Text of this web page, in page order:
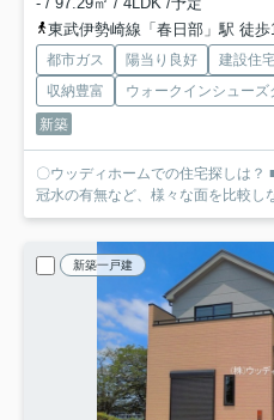
東武伊勢崎線「春日部」駅 徒歩
都市ガス 陽当り良好 建設住
収納豊富
ウォークインシューズ
新築
〇ウッディホームでの住宅探しは？ ■構造の耐震性や地盤の良し悪し、
冠水の有無など、様々な面を比較し
新築一戸建